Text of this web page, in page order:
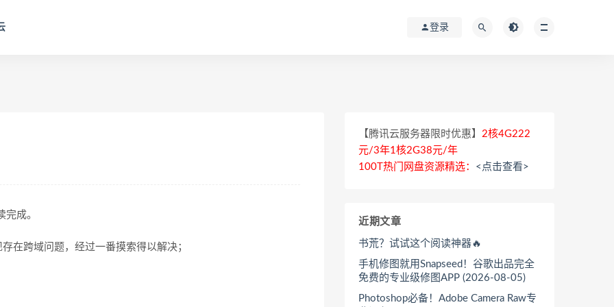
登录
成。
在跨域问题，经过一番摸索得以解决；
【腾讯云服务器限时优惠】 2核4G222
元/3年1核2G38元/年
100T热门网盘资源精选： <点击查看>
近期文章
书荒？试试这个阅读神器🔥
手机修图就用Snapseed！谷歌出品完全
免费的专业级修图APP (2026-08-05)
Photoshop必备！Adobe Camera Raw专